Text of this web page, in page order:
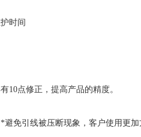
时间
点修正，提高产品的精度。
引线被压断现象，客户使用更加